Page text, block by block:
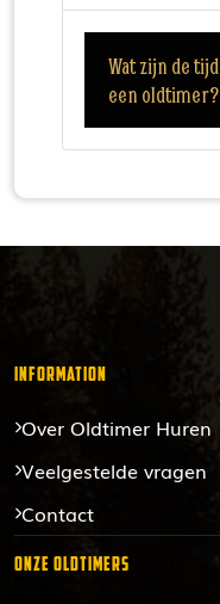
Wat zijn de
een oldtimer?
Information
Over Oldtimer Huren
Veelgestelde vragen
Contact
Onze Oldtimers